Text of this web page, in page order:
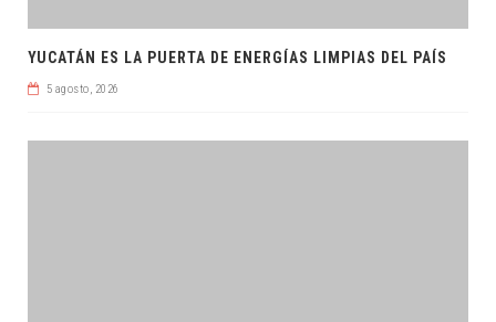
YUCATÁN ES LA PUERTA DE ENERGÍAS LIMPIAS DEL PAÍS
5 agosto, 2026